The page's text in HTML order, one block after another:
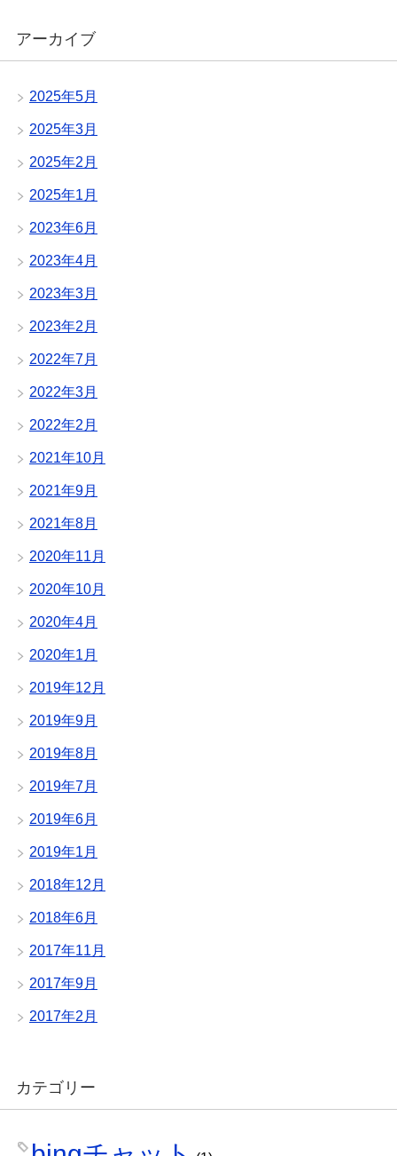
アーカイブ
2025年5月
2025年3月
2025年2月
2025年1月
2023年6月
2023年4月
2023年3月
2023年2月
2022年7月
2022年3月
2022年2月
2021年10月
2021年9月
2021年8月
2020年11月
2020年10月
2020年4月
2020年1月
2019年12月
2019年9月
2019年8月
2019年7月
2019年6月
2019年1月
2018年12月
2018年6月
2017年11月
2017年9月
2017年2月
カテゴリー